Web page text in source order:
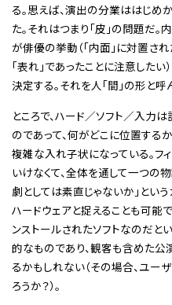
る。思えば、演出の分業ははじめ
た。それはつまり「皮」の問題だ
が俳優の挙動（「内面」に対置され
「表れ」であったことに注意した
決定する。それを人「間」の形と呼
ところで、ハード／ソフト／入力
のであって、何がどこに位置する
複雑な入れ子状になっている。フ
いけなくて、全体を通して一つの
劇としては素直じゃないか」とい
ハードウェアと捉えることも可能
ンストールされたソフトなのだと
的なものであり、観客も含めた公
るかもしれない（その場合、ユー
ろうか？）。